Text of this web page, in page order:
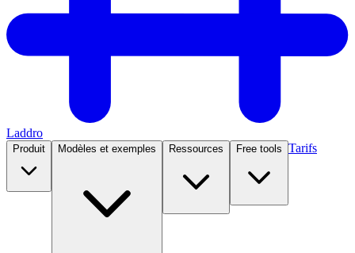
Laddro
Produit Modèles et exemples Ressources Free tools Tarifs